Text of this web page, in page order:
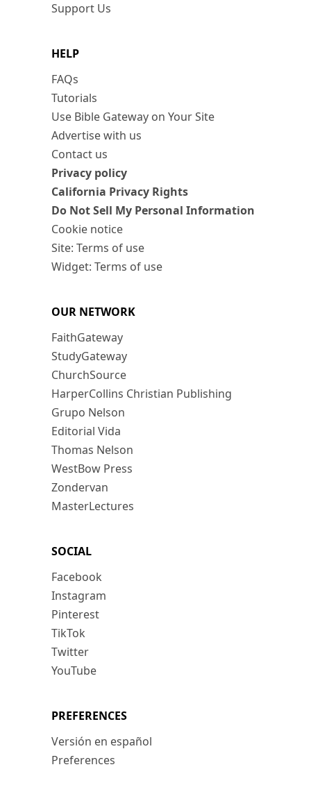
Support Us
HELP
FAQs
Tutorials
Use Bible Gateway on Your Site
Advertise with us
Contact us
Privacy policy
California Privacy Rights
Do Not Sell My Personal Information
Cookie notice
Site: Terms of use
Widget: Terms of use
OUR NETWORK
FaithGateway
StudyGateway
ChurchSource
HarperCollins Christian Publishing
Grupo Nelson
Editorial Vida
Thomas Nelson
WestBow Press
Zondervan
MasterLectures
SOCIAL
Facebook
Instagram
Pinterest
TikTok
Twitter
YouTube
PREFERENCES
Versión en español
Preferences